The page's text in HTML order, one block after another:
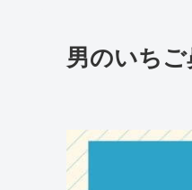
男のいち